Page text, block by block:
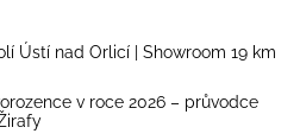
Ústí nad Orlicí | Showroom 19 km
v roce 2026 – průvodce